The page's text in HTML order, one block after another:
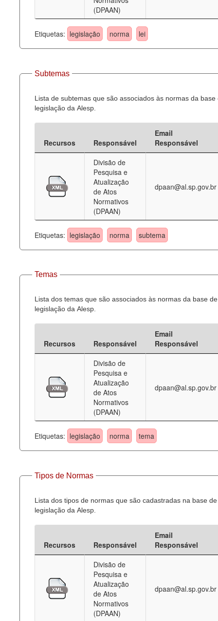
(DPAAN)
Etiquetas: legislação norma lei
Subtemas
Lista de subtemas que são associados às normas da base
legislação da Alesp.
Recursos Responsável
Email
Responsável
Divisão de
Pesquisa e
Atualização
de Atos
Normativos
(DPAAN)
dpaan@al.sp.gov.br
Etiquetas: legislação norma subtema
Temas
Lista dos temas que são associados às normas da base de
legislação da Alesp.
Recursos Responsável
Email
Responsável
Divisão de
Pesquisa e
Atualização
de Atos
Normativos
(DPAAN)
dpaan@al.sp.gov.br
Etiquetas: legislação norma tema
Tipos de Normas
Lista dos tipos de normas que são cadastradas na base de
legislação da Alesp.
Recursos Responsável
Email
Responsável
Divisão de
Pesquisa e
Atualização
de Atos
Normativos
(DPAAN)
dpaan@al.sp.gov.br